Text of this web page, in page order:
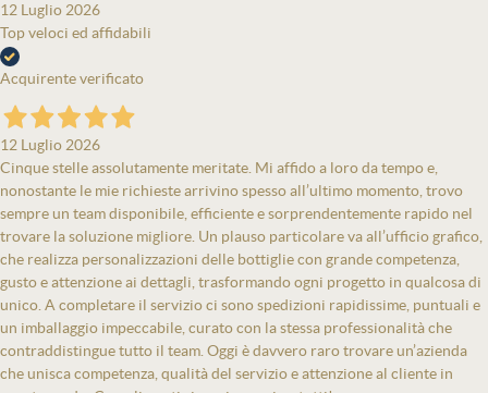
12 Luglio 2026
Top veloci ed affidabili
Acquirente verificato
12 Luglio 2026
Cinque stelle assolutamente meritate. Mi affido a loro da tempo e,
nonostante le mie richieste arrivino spesso all’ultimo momento, trovo
sempre un team disponibile, efficiente e sorprendentemente rapido nel
trovare la soluzione migliore. Un plauso particolare va all’ufficio grafico,
che realizza personalizzazioni delle bottiglie con grande competenza,
gusto e attenzione ai dettagli, trasformando ogni progetto in qualcosa di
unico. A completare il servizio ci sono spedizioni rapidissime, puntuali e
un imballaggio impeccabile, curato con la stessa professionalità che
contraddistingue tutto il team. Oggi è davvero raro trovare un’azienda
che unisca competenza, qualità del servizio e attenzione al cliente in